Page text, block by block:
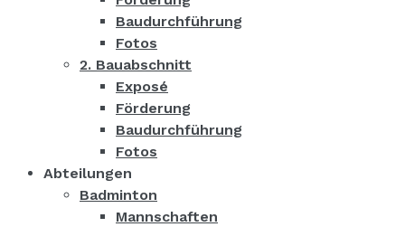
Baudurchführung
Fotos
2. Bauabschnitt
Exposé
Förderung
Baudurchführung
Fotos
Abteilungen
Badminton
Mannschaften